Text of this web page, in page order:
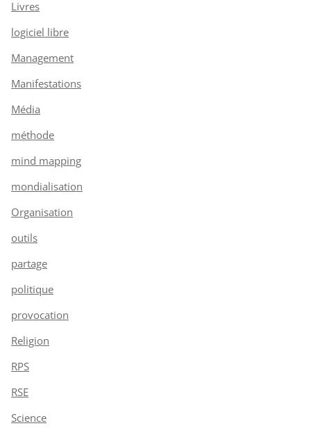
Livres
logiciel libre
Management
Manifestations
Média
méthode
mind mapping
mondialisation
Organisation
outils
partage
politique
provocation
Religion
RPS
RSE
Science